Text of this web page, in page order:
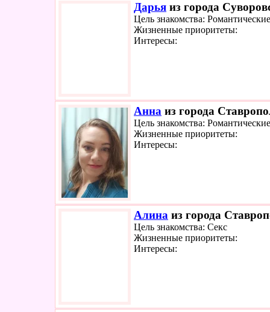
Дарья из города
Цель знакомства:
Жизненные приоритеты:
Интересы:
Анна из города
Цель знакомства:
Жизненные приоритеты:
Интересы:
Алина из города
Цель знакомства: Секс
Жизненные приоритеты:
Интересы: